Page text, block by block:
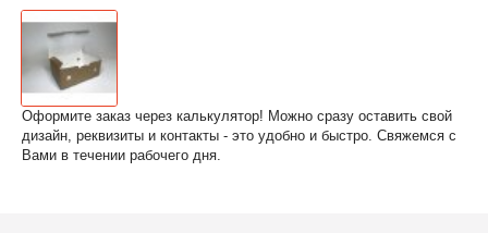
Оформите заказ через калькулятор! Можно сразу оставить свой
дизайн, реквизиты и контакты - это удобно и быстро. Свяжемся с
Вами в течении рабочего дня.